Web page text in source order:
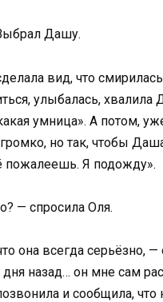
Дашу.
вид, что
улыбалась, хвалила
умница». А потом,
но так, чтобы
Я подожду».
— спросила Оля.
она всегда серьёзно, —
назад… он мне сам
и сообщила, что